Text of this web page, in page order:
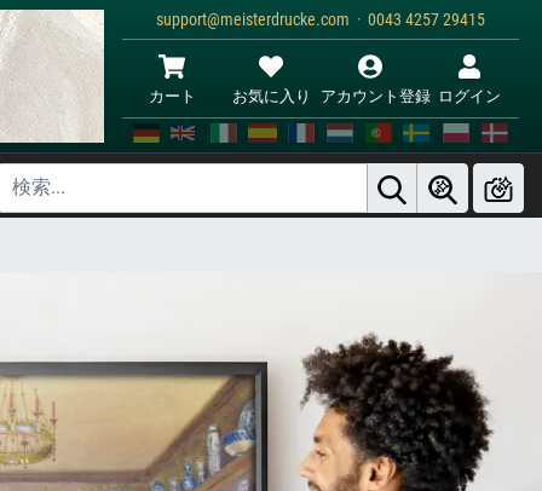
support@meisterdrucke.com · 0043 4257 29415
カート お気に入り アカウント登録 ログイン